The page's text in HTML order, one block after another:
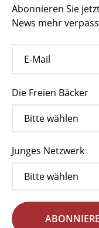
Abonnieren Sie
News mehr
Die Freien Bäcker
Junges Netzwerk